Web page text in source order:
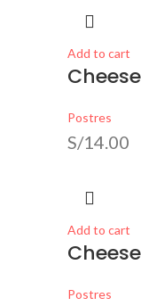
Add to cart
Postres
S/14.00
Add to cart
Postres